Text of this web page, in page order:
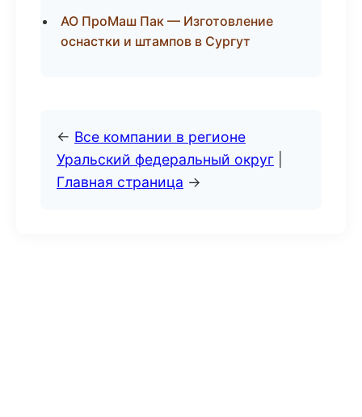
АО ПроМаш Пак — Изготовление
оснастки и штампов в Сургут
← Все компании в регионе
Уральский федеральный округ
Главная страница →